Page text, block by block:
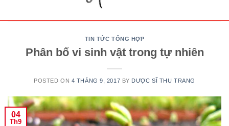
TIN TỨC TỔNG HỢP
Phân bố vi sinh vật trong tự nhiên
POSTED ON 4 THÁNG 9, 2017 BY DƯỢC SĨ THU TRANG
04
Th9